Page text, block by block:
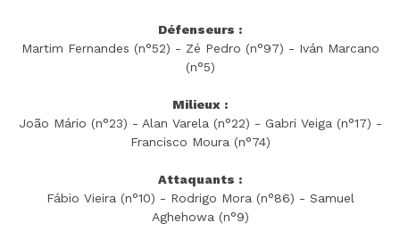
Défenseurs :
Martim Fernandes (n°52) - Zé Pedro (n°97) - Iván Marcano
(n°5)
Milieux :
João Mário (n°23) - Alan Varela (n°22) - Gabri Veiga (n°17) -
Francisco Moura (n°74)
Attaquants :
Fábio Vieira (n°10) - Rodrigo Mora (n°86) - Samuel
Aghehowa (n°9)